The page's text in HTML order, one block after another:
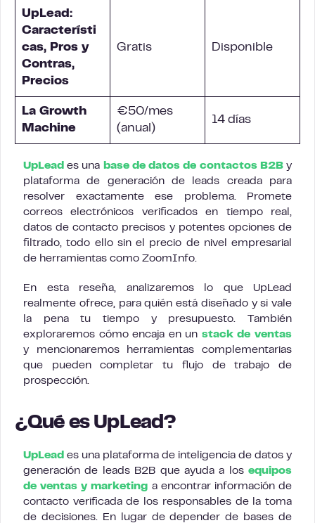
UpLead:
Característi
cas, Pros y
Contras,
Precios
Gratis Disponible
La Growth
Machine
€50/mes
(anual)
14 días
UpLead es una base de datos de contactos B2By
plataforma de generación de leads creada para
resolver exactamente ese problema. Promete
correos electrónicos verificados en tiempo real,
datos de contacto precisos y potentes opciones de
filtrado, todo ello sin el precio de nivel empresarial
de herramientas como ZoomInfo.
En esta reseña, analizaremos lo que UpLead
realmente ofrece, para quién está diseñado y si vale
la pena tu tiempo y presupuesto. También
exploraremos cómo encaja en un stack de ventas
y mencionaremos herramientas complementarias
que pueden completar tu flujo de trabajo de
prospección.
¿Qué es UpLead?
UpLead es una plataforma de inteligencia de datos y
generación de leads B2B que ayuda a los equipos
de ventas y marketing a encontrar información de
contacto verificada de los responsables de la toma
de decisiones. En lugar de depender de bases de